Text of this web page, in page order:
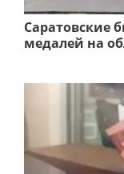
Саратовские
медалей на